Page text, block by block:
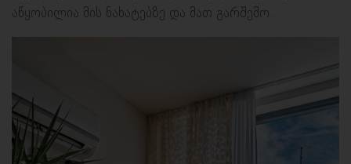
აწყობილია მის ნახატებზე და მათ გარშემო.